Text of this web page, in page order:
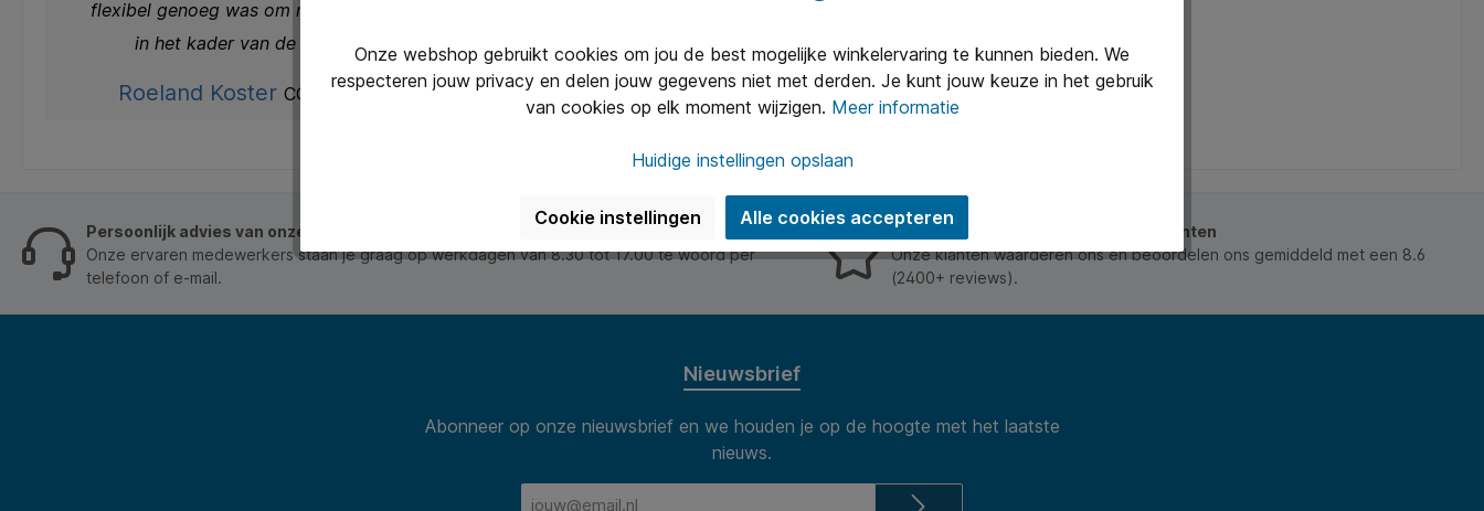
flexibel genoeg was om mee te bewegen
in het kader van de verhuizing.
Roeland Koster COO Mijnwater
Persoonlijk advies van onze klantenservice
Onze ervaren medewerkers staan je graag op werkdagen van 8.30 tot 17.00 te woord per
telefoon of e-mail.
Uitstekend beoordeeld door onze klanten
Onze klanten waarderen ons en beoordelen ons gemiddeld met een 8.6
(2400+ reviews).
Nieuwsbrief
Abonneer op onze nieuwsbrief en we houden je op de hoogte met het laatste
nieuws.
Onze webshop gebruikt cookies om jou de best mogelijke winkelervaring te kunnen bieden. We
respecteren jouw privacy en delen jouw gegevens niet met derden. Je kunt jouw keuze in het gebruik
van cookies op elk moment wijzigen. Meer informatie
Huidige instellingen opslaan
Cookie instellingen Alle cookies accepteren